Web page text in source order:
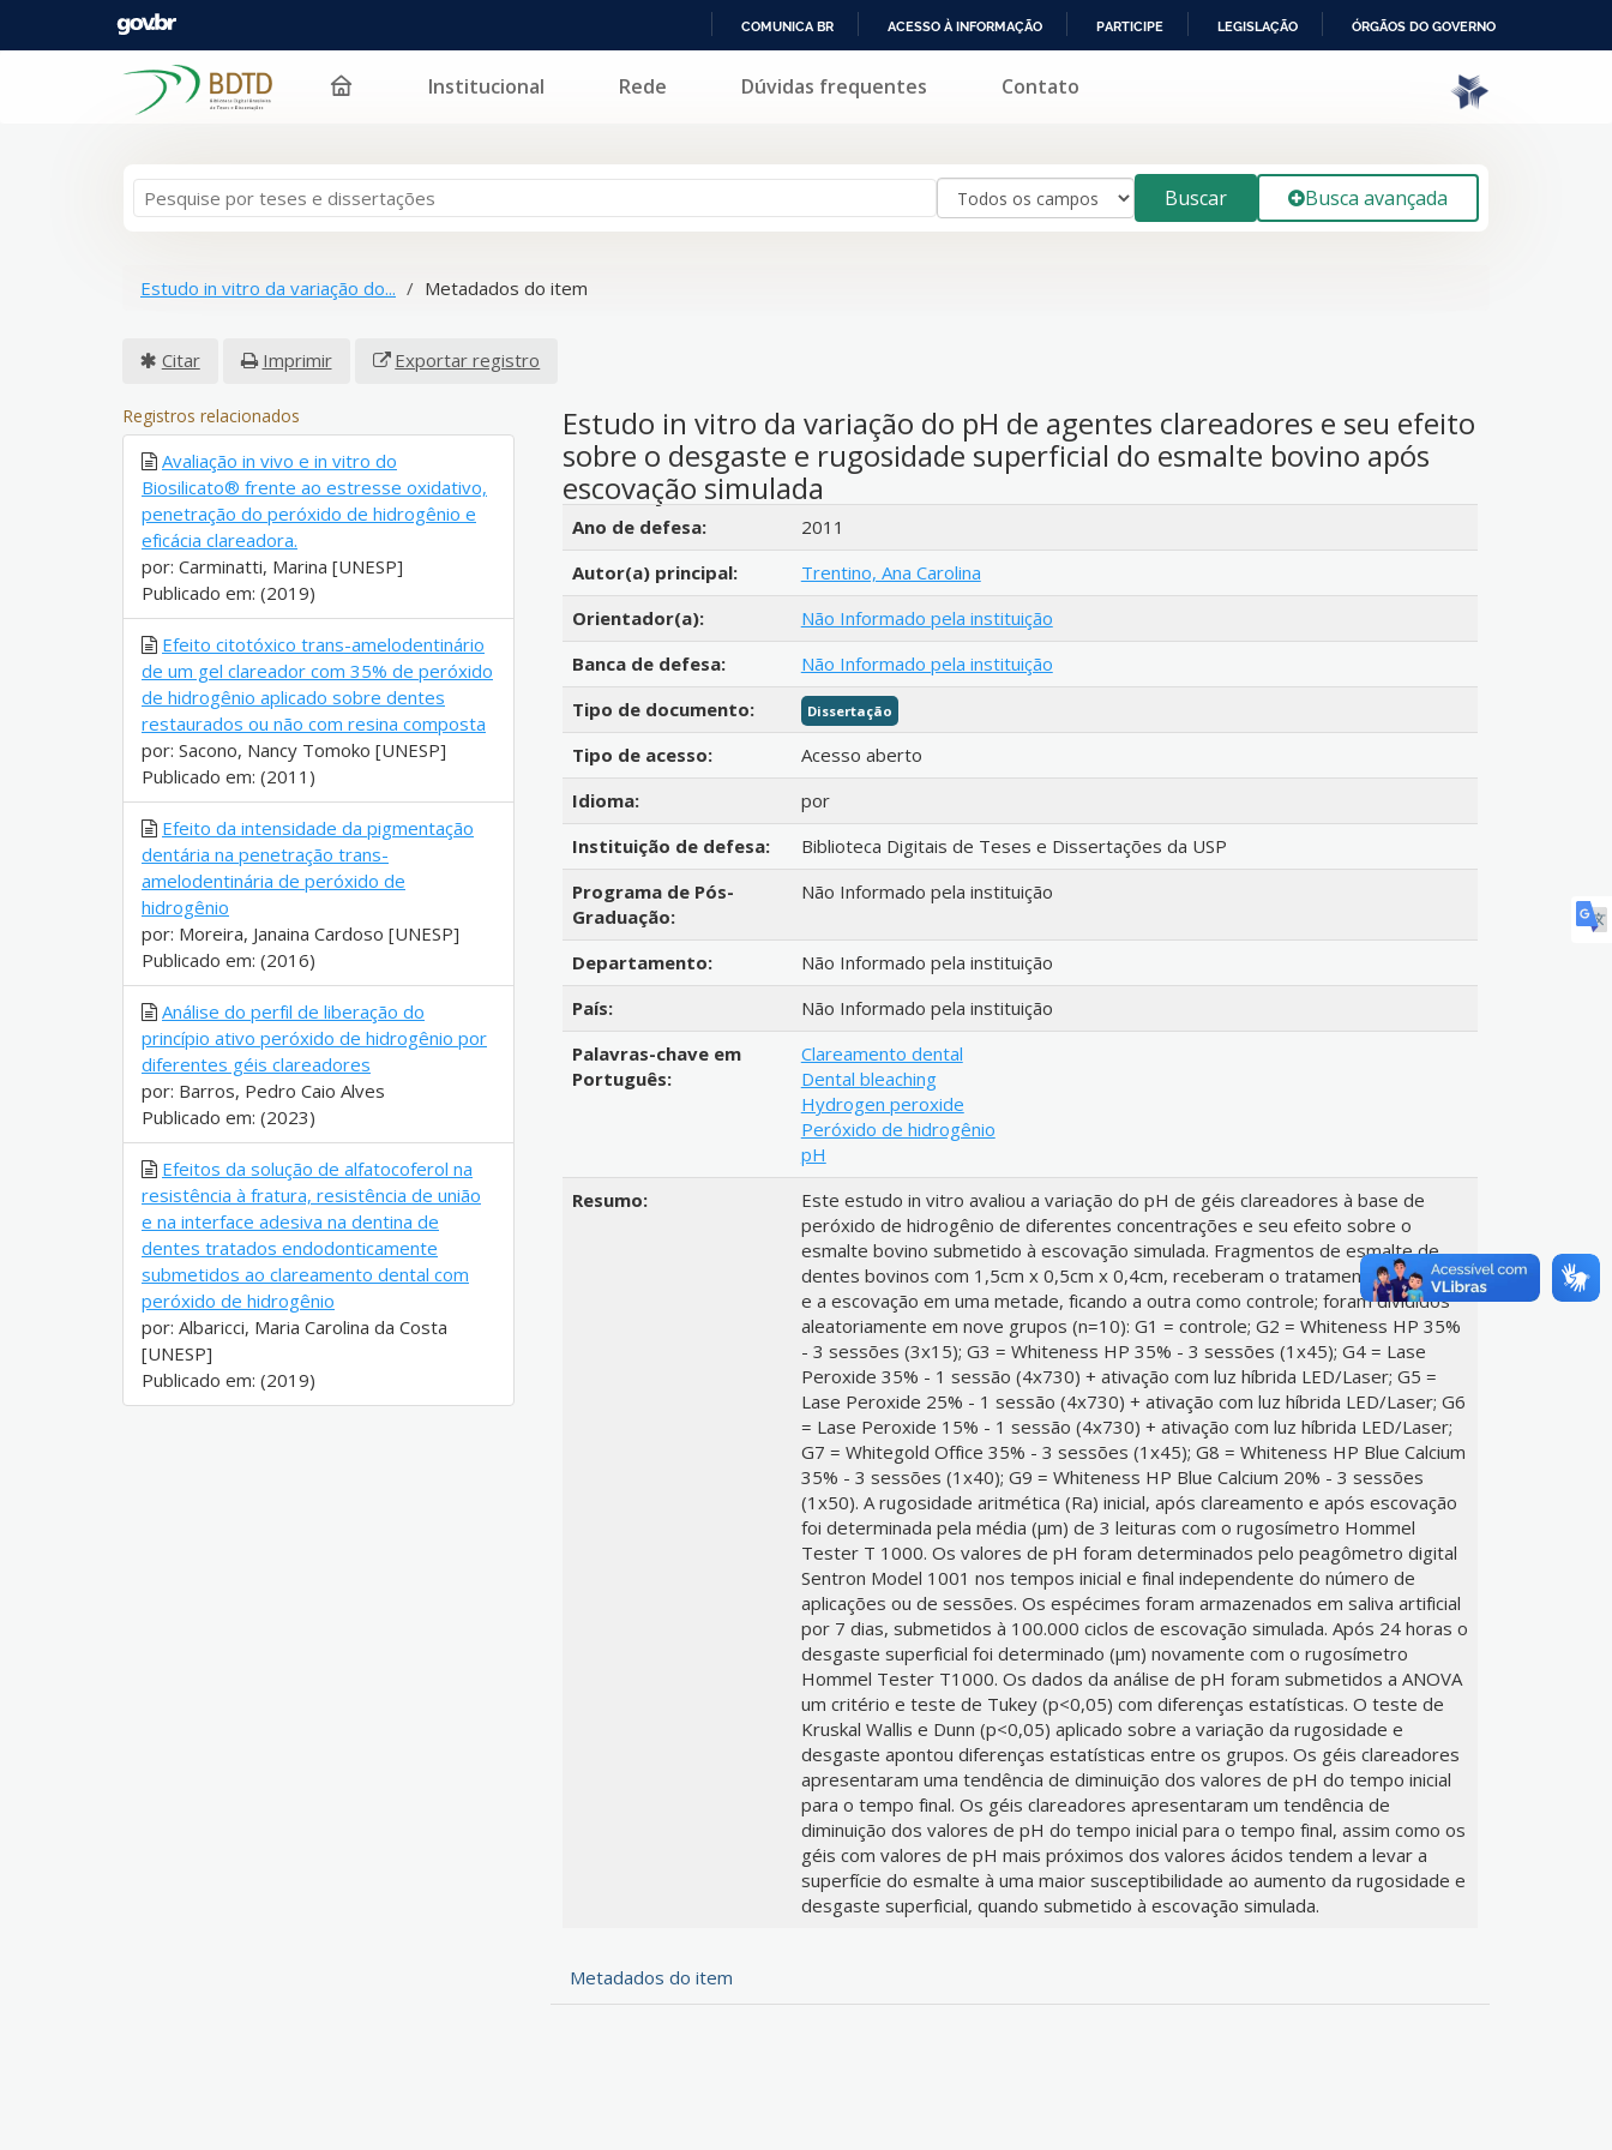
PARA
COMUNICA BR ACESSO À INFORMAÇÃO PARTICIPE LEGISLAÇÃO ÓRGÃOS DO GOVERNO
Pular para o conteúdo Institucional Rede Dúvidas frequentes Contato
Buscar Busca avançada
Estudo in vitro da variação do... Metadados do item
Citar Imprimir Exportar registro
Estudo in vitro da variação do pH de agentes clareadores e seu efeito
sobre o desgaste e rugosidade superficial do esmalte bovino após
escovação simulada
Detalhes bibliográficos
Ano de defesa:
2011
Autor(a) principal:
Trentino, Ana Carolina
Orientador(a):
Não Informado pela instituição
Banca de defesa:
Não Informado pela instituição
Tipo de documento:
Dissertação
Tipo de acesso:
Acesso aberto
Idioma:
por
Instituição de defesa:
Biblioteca Digitais de Teses e Dissertações da USP
Programa de Pós-
Graduação:
Não Informado pela instituição
Departamento:
Não Informado pela instituição
País:
Não Informado pela instituição
Palavras-chave em
Português:
Clareamento dental
Dental bleaching
Hydrogen peroxide
Peróxido de hidrogênio
pH
Resumo:
Este estudo in vitro avaliou a variação do pH de géis clareadores à base de
peróxido de hidrogênio de diferentes concentrações e seu efeito sobre o
esmalte bovino submetido à escovação simulada. Fragmentos de esmalte de
dentes bovinos com 1,5cm x 0,5cm x 0,4cm, receberam o tratamento clareador
e a escovação em uma metade, ficando a outra como controle; foram divididos
aleatoriamente em nove grupos (n=10): G1 = controle; G2 = Whiteness HP 35%
- 3 sessões (3x15); G3 = Whiteness HP 35% - 3 sessões (1x45); G4 = Lase
Peroxide 35% - 1 sessão (4x730) + ativação com luz híbrida LED/Laser; G5 =
Lase Peroxide 25% - 1 sessão (4x730) + ativação com luz híbrida LED/Laser; G6
= Lase Peroxide 15% - 1 sessão (4x730) + ativação com luz híbrida LED/Laser;
G7 = Whitegold Office 35% - 3 sessões (1x45); G8 = Whiteness HP Blue Calcium
35% - 3 sessões (1x40); G9 = Whiteness HP Blue Calcium 20% - 3 sessões
(1x50). A rugosidade aritmética (Ra) inicial, após clareamento e após escovação
foi determinada pela média (µm) de 3 leituras com o rugosímetro Hommel
Tester T 1000. Os valores de pH foram determinados pelo peagômetro digital
Sentron Model 1001 nos tempos inicial e final independente do número de
aplicações ou de sessões. Os espécimes foram armazenados em saliva artificial
por 7 dias, submetidos à 100.000 ciclos de escovação simulada. Após 24 horas o
desgaste superficial foi determinado (µm) novamente com o rugosímetro
Hommel Tester T1000. Os dados da análise de pH foram submetidos a ANOVA
um critério e teste de Tukey (p<0,05) com diferenças estatísticas. O teste de
Kruskal Wallis e Dunn (p<0,05) aplicado sobre a variação da rugosidade e
desgaste apontou diferenças estatísticas entre os grupos. Os géis clareadores
apresentaram uma tendência de diminuição dos valores de pH do tempo inicial
para o tempo final. Os géis clareadores apresentaram um tendência de
diminuição dos valores de pH do tempo inicial para o tempo final, assim como os
géis com valores de pH mais próximos dos valores ácidos tendem a levar a
superfície do esmalte à uma maior susceptibilidade ao aumento da rugosidade e
desgaste superficial, quando submetido à escovação simulada.
Metadados do item
Registros relacionados
Avaliação in vivo e in vitro do
Biosilicato® frente ao estresse oxidativo,
penetração do peróxido de hidrogênio e
eficácia clareadora.
por: Carminatti, Marina [UNESP]
Publicado em: (2019)
Efeito citotóxico trans-amelodentinário
de um gel clareador com 35% de peróxido
de hidrogênio aplicado sobre dentes
restaurados ou não com resina composta
por: Sacono, Nancy Tomoko [UNESP]
Publicado em: (2011)
Efeito da intensidade da pigmentação
dentária na penetração trans-
amelodentinária de peróxido de
hidrogênio
por: Moreira, Janaina Cardoso [UNESP]
Publicado em: (2016)
Análise do perfil de liberação do
princípio ativo peróxido de hidrogênio por
diferentes géis clareadores
por: Barros, Pedro Caio Alves
Publicado em: (2023)
Efeitos da solução de alfatocoferol na
resistência à fratura, resistência de união
e na interface adesiva na dentina de
dentes tratados endodonticamente
submetidos ao clareamento dental com
peróxido de hidrogênio
por: Albaricci, Maria Carolina da Costa
[UNESP]
Publicado em: (2019)